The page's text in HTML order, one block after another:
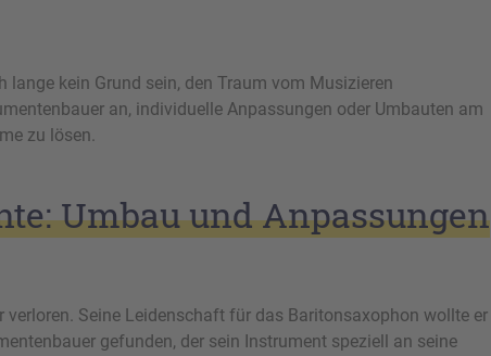
kein Grund sein, den Traum vom Musizieren
an, individuelle Anpassungen oder Umbauten am
zu lösen.
Umbau und Anpassungen
Seine Leidenschaft für das Baritonsaxophon wollte er
gefunden, der sein Instrument speziell an seine